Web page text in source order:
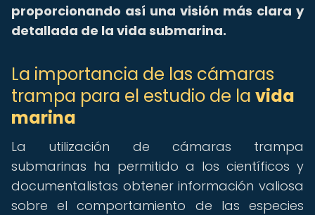
proporcionando así una visión más clara y
detallada de la vida submarina.
La importancia de las cámaras
trampa para el estudio de la vida
marina
La utilización de cámaras trampa
submarinas ha permitido a los científicos y
documentalistas obtener información valiosa
sobre el comportamiento de las especies